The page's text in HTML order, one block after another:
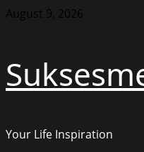
Skip
August 9, 2026
Your Life Inspiration